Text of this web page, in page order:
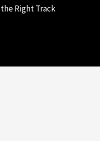
the Right Track